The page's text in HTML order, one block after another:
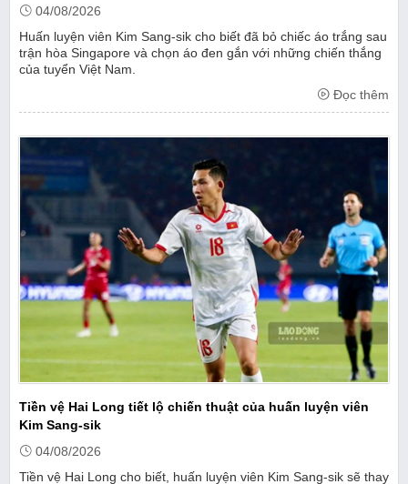
04/08/2026
Huấn luyện viên Kim Sang-sik cho biết đã bỏ chiếc áo trắng sau
trận hòa Singapore và chọn áo đen gắn với những chiến thắng
của tuyển Việt Nam.
Đọc thêm
Tiền vệ Hai Long tiết lộ chiến thuật của huấn luyện viên
Kim Sang-sik
04/08/2026
Tiền vệ Hai Long cho biết, huấn luyện viên Kim Sang-sik sẽ thay